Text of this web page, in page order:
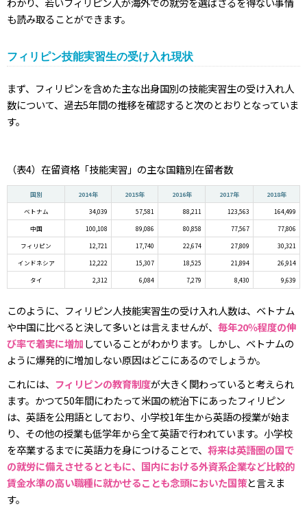
も読み取ることができます。
フィリピン技能実習生の受け入れ現状
まず、フィリピンを含めた主な出身国別の技能実習生の受け入れ人
数について、過去5年間の推移を確認すると次のとおりとなっていま
す。
（表4）在留資格「技能実習」の主な国籍別在留者数
国別 2014年 2015年 2016年 2017年 2018年
ベトナム 34,039 57,581 88,211 123,563 164,499
中国 100,108 89,086 80,858 77,567 77,806
フィリピン 12,721 17,740 22,674 27,809 30,321
インドネシア 12,222 15,307 18,525 21,894 26,914
タイ 2,312 6,084 7,279 8,430 9,639
このように、フィリピン人技能実習生の受け入れ人数は、ベトナム
や中国に比べると決して多いとは言えませんが、 毎年20％程度の伸
び率で着実に増加していることがわかります。しかし、ベトナムの
ように爆発的に増加しない原因はどこにあるのでしょうか。
これには、 フィリピンの教育制度が大きく関わっていると考えられ
ます。かつて50年間にわたって米国の統治下にあったフィリピン
は、英語を公用語としており、小学校1年生から英語の授業が始ま
り、その他の授業も低学年から全て英語で行われています。小学校
を卒業するまでに英語力を身につけることで、 将来は英語圏の国で
の就労に備えさせるとともに、国内における外資系企業など比較的
賃金水準の高い職種に就かせることも念頭においた国策と言えま
す。